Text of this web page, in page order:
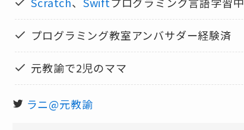
プログラミング教室アンバサダー経験済
元教諭で2児のママ
ラニ@元教諭